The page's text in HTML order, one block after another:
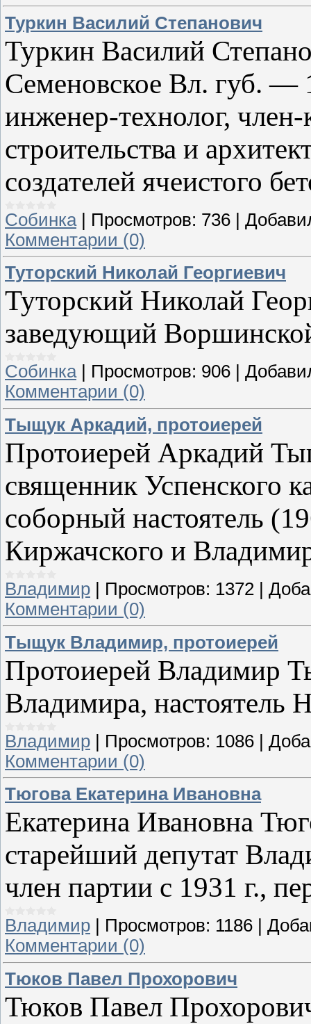
Туркин Василий Степанович
Туркин Василий
Семеновское Вл. губ.
инженер-технолог,
строительства и
создателей ячеистого
Собинка| Просмотров: 736 |
Комментарии (0)
Туторский Николай Георгиевич
Туторский Николай
заведующий
Собинка| Просмотров: 906
Комментарии (0)
Тыщук Аркадий, протоиерей
Протоиерей Аркадий
священник Успенского
соборный настоятель
Киржачского и
Владимир Просмотров: 1372
Комментарии (0)
Тыщук Владимир, протоиерей
Протоиерей Владимир
Владимира, настоятель
Владимир | Просмотров: 1086 |
Комментарии (0)
Тюгова Екатерина Ивановна
Екатерина Ивановна
старейший депутат
член партии с 1931 г.,
Владимир Просмотров: 1186
Комментарии (0)
Тюков Павел Прохорович
Тюков Павел